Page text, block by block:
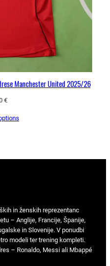
Manchester United 2025/26
€
in ženskih reprezentanc
– Anglije, Francije, Španije,
in Slovenije. V ponudbi
modeli ter trening kompleti.
– Ronaldo, Messi ali Mbappé